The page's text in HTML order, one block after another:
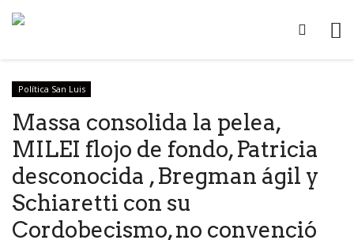
Política San Luis
Massa consolida la pelea,
MILEI flojo de fondo, Patricia
desconocida , Bregman ágil y
Schiaretti con su
Cordobecismo, no convenció